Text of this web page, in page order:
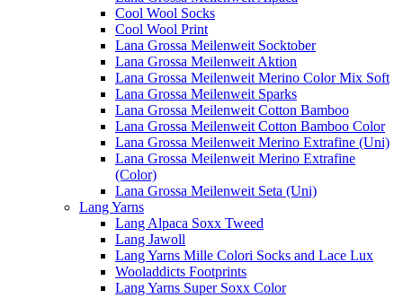
Cool Wool Socks
Cool Wool Print
Lana Grossa Meilenweit Socktober
Lana Grossa Meilenweit Aktion
Lana Grossa Meilenweit Merino Color Mix Soft
Lana Grossa Meilenweit Sparks
Lana Grossa Meilenweit Cotton Bamboo
Lana Grossa Meilenweit Cotton Bamboo Color
Lana Grossa Meilenweit Merino Extrafine (Uni)
Lana Grossa Meilenweit Merino Extrafine
(Color)
Lana Grossa Meilenweit Seta (Uni)
Lang Yarns
Lang Alpaca Soxx Tweed
Lang Jawoll
Lang Yarns Mille Colori Socks and Lace Lux
Wooladdicts Footprints
Lang Yarns Super Soxx Color